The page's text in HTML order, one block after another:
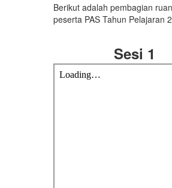
Berikut adalah pembagian
peserta PAS Tahun Pelajaran
Sesi 1